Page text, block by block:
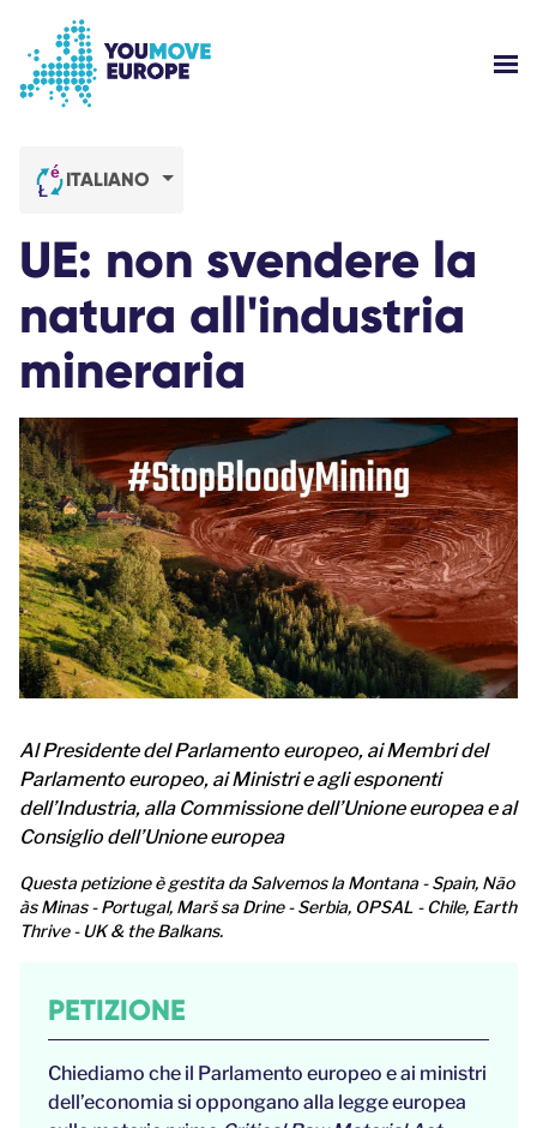
ACCEDI
ITALIANO
UE: non svendere la
natura all'industria
mineraria
Al Presidente del Parlamento europeo, ai Membri del
Parlamento europeo, ai Ministri e agli esponenti
dell’Industria, alla Commissione dell’Unione europea e al
Consiglio dell’Unione europea
Questa petizione è gestita da Salvemos la Montana - Spain, Não
às Minas - Portugal, Marš sa Drine - Serbia, OPSAL - Chile, Earth
Thrive - UK & the Balkans.
PETIZIONE
Chiediamo che il Parlamento europeo e ai ministri
dell’economia si oppongano alla legge europea